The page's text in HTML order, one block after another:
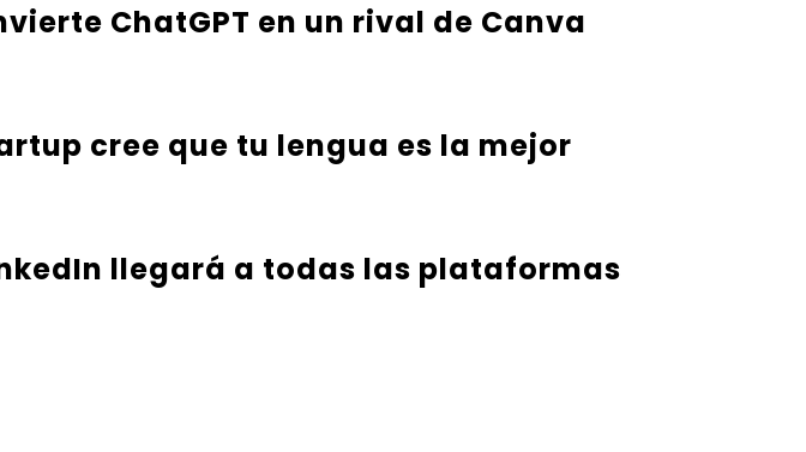
ChatGPT en un rival de Canva
cree que tu lengua es la mejor
llegará a todas las plataformas